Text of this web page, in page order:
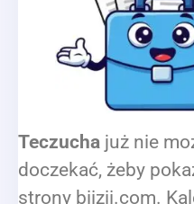
Teczucha już nie
doczekać, żeby
strony biizii.com.